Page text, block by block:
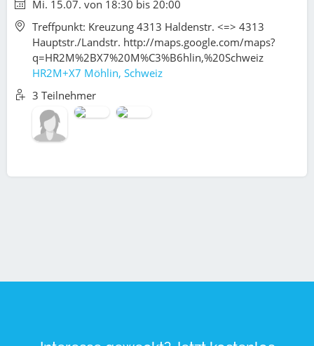
Mi. 15.07. von 18:30 bis 20:00
Treffpunkt: Kreuzung 4313 Haldenstr. <=> 4313
Hauptstr./Landstr. http://maps.google.com/maps?
q=HR2M%2BX7%20M%C3%B6hlin,%20Schweiz
HR2M+X7 Möhlin, Schweiz
3 Teilnehmer